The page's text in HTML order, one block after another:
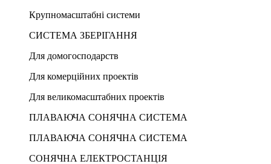
Крупномасштабні системи
СИСТЕМА ЗБЕРІГАННЯ
Для домогосподарств
Для комерційних проектів
Для великомасштабних проектів
ПЛАВАЮЧА СОНЯЧНА СИСТЕМА
ПЛАВАЮЧА СОНЯЧНА СИСТЕМА
СОНЯЧНА ЕЛЕКТРОСТАНЦІЯ